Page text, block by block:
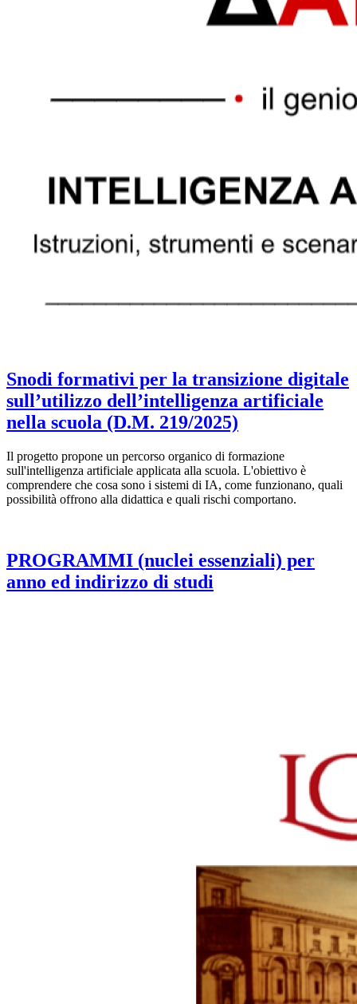
Snodi formativi per la transizione digitale
sull’utilizzo dell’intelligenza artificiale
nella scuola (D.M. 219/2025)
Il progetto propone un percorso organico di formazione
sull'intelligenza artificiale applicata alla scuola. L'obiettivo è
comprendere che cosa sono i sistemi di IA, come funzionano, quali
possibilità offrono alla didattica e quali rischi comportano.
PROGRAMMI (nuclei essenziali) per
anno ed indirizzo di studi